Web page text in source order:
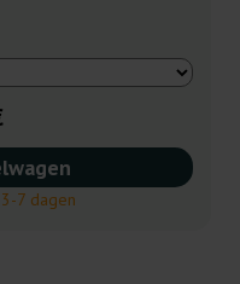
7 dagen